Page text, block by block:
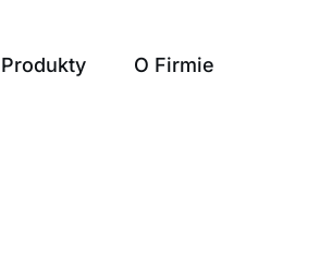
Produkty O Firmie